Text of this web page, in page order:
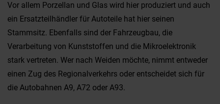
Vor allem Porzellan und Glas wird hier produziert und auch
ein Ersatzteilhändler für Autoteile hat hier seinen
Stammsitz. Ebenfalls sind der Fahrzeugbau, die
Verarbeitung von Kunststoffen und die Mikroelektronik
stark vertreten. Wer nach Weiden möchte, nimmt entweder
einen Zug des Regionalverkehrs oder entscheidet sich für
die Autobahnen A9, A72 oder A93.